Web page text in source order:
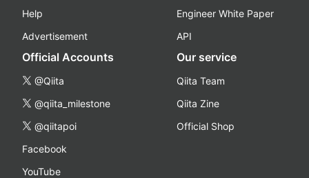
Help
Advertisement
Engineer White Paper
API
Official Accounts
@Qiita
@qiita_milestone
@qiitapoi
Facebook
YouTube
Our service
Qiita Team
Qiita Zine
Official Shop